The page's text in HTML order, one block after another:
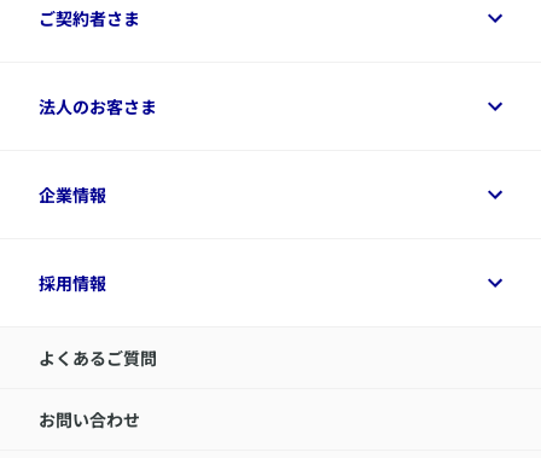
保険をご検討中のお客さまトップ
資料請求
変額保険各種情報
ご契約者さま
ご契約者さまトップ
デジタル約款
令和8年（2026年）分の生命保険料控除証明書について
アクサのネット完結保険（旧アクサダイレクト生命）
法人のお客さま
法人のお客さまトップ
経営者サポートサービス
企業情報
企業情報トップ
アクサ生命が選ばれる理由
IR情報
サステナビリティの取り組み
採用情報
採用情報トップ
中途採用：内勤正社員
よくあるご質問
お問い合わせ